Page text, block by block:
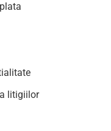
litigiilor